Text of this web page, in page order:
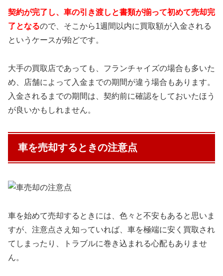
契約が完了し、車の引き渡しと書類が揃って初めて売却完
了となるので、そこから1週間以内に買取額が入金される
というケースが殆どです。
大手の買取店であっても、フランチャイズの場合も多いた
め、店舗によって入金までの期間が違う場合もあります。
入金されるまでの期間は、契約前に確認をしておいたほう
が良いかもしれません。
車を売却するときの注意点
車を始めて売却するときには、色々と不安もあると思いま
すが、注意点さえ知っていれば、車を極端に安く買取され
てしまったり、トラブルに巻き込まれる心配もありませ
ん。